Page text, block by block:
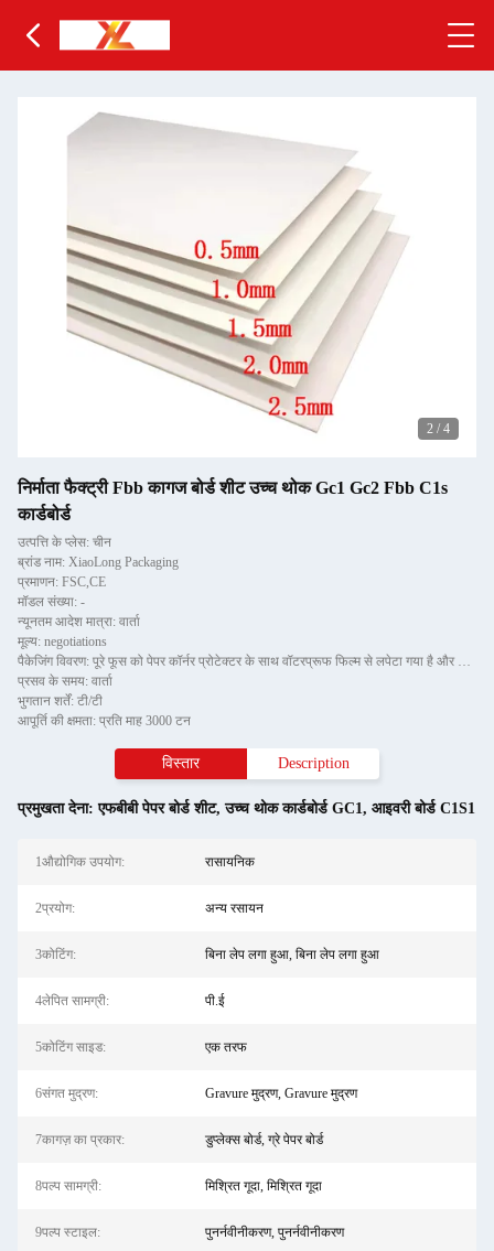
2 / 4
निर्माता फैक्ट्री Fbb कागज बोर्ड शीट उच्च थोक Gc1 Gc2 Fbb C1s
कार्डबोर्ड
उत्पत्ति के प्लेस: चीन
ब्रांड नाम: XiaoLong Packaging
प्रमाणन: FSC,CE
मॉडल संख्या: -
न्यूनतम आदेश मात्रा: वार्ता
मूल्य: negotiations
पैकेजिंग विवरण: पूरे फूस को पेपर कॉर्नर प्रोटेक्टर के साथ वॉटरप्रूफ फिल्म से लपेटा गया है और दो टुकड़ों वाली टील स्ट
प्रसव के समय: वार्ता
भुगतान शर्तें: टी/टी
आपूर्ति की क्षमता: प्रति माह 3000 टन
विस्तार Description
प्रमुखता देना:एफबीबी पेपर बोर्ड शीट,उच्च थोक कार्डबोर्ड GC1, आइवरी बोर्ड C1S1
1औद्योगिक उपयोग: रासायनिक
2प्रयोग: अन्य रसायन
3कोटिंग: बिना लेप लगा हुआ, बिना लेप लगा हुआ
4लेपित सामग्री: पी.ई
5कोटिंग साइड: एक तरफ
6संगत मुद्रण: Gravure मुद्रण, Gravure मुद्रण
7कागज़ का प्रकार: डुप्लेक्स बोर्ड, ग्रे पेपर बोर्ड
8पल्प सामग्री: मिश्रित गूदा, मिश्रित गूदा
9पल्प स्टाइल: पुनर्नवीनीकरण, पुनर्नवीनीकरण